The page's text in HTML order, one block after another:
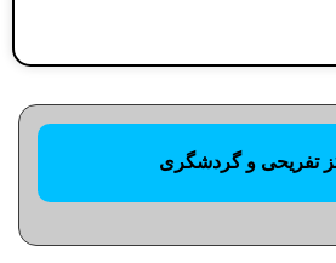
تفریحی و گردشگری